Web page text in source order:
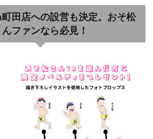
田店への設営も決定。おそ松
んファンなら必見！